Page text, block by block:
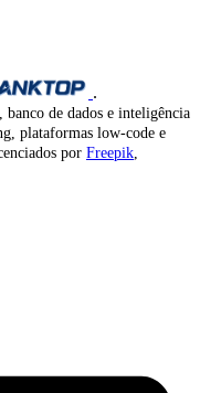
.
de dados e inteligência
plataformas low-code e
por Freepik